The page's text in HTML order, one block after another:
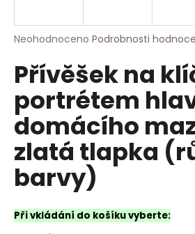
Průměrné
produktu
je
5
hvězdiček.
Neohodnoceno Podrobnosti
Přívěšek na
portrétem
domácího
zlatá tlapka
barvy)
Při vkládání do košíku vyberte:
j
t
?
HLEDAT